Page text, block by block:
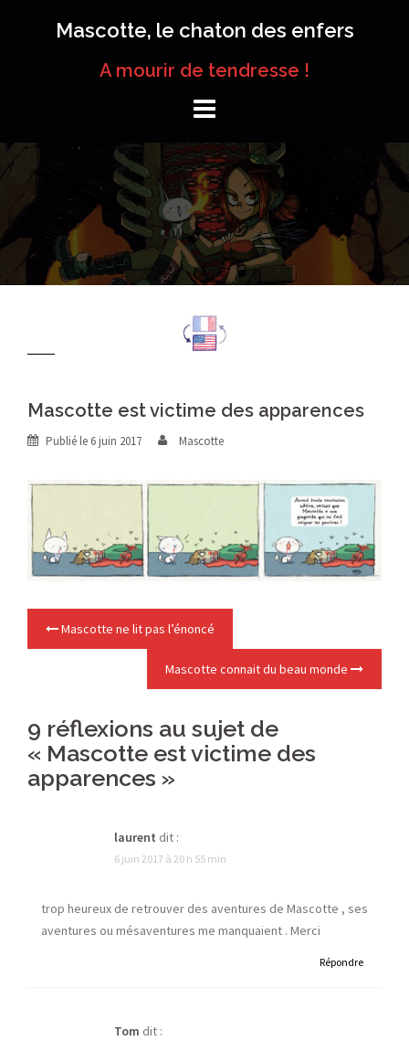
Mascotte, le chaton des enfers
A mourir de tendresse !
Mascotte est victime des apparences
Publié le 6 juin 2017 Mascotte
Navigation
d’article
Mascotte ne lit pas l’énoncé
Mascotte connait du beau monde
9 réflexions au sujet de
« Mascotte est victime des
apparences »
laurent dit :
6 juin 2017 à 20 h 55 min
trop heureux de retrouver des aventures de Mascotte , ses
aventures ou mésaventures me manquaient . Merci
Répondre
Tom dit :